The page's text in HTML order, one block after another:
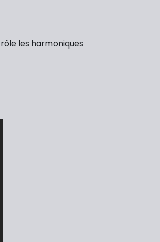
les harmoniques